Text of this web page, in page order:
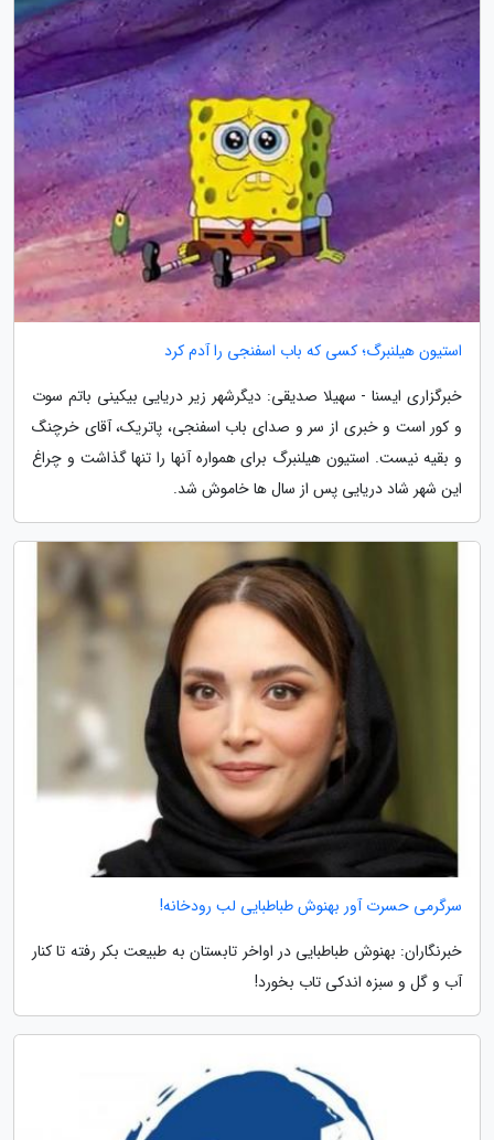
استیون هیلنبرگ؛ کسی که باب اسفنجی را آدم کرد
خبرگزاری ایسنا - سهیلا صدیقی: دیگرشهر زیر دریایی بیکینی باتم سوت
و کور است و خبری از سر و صدای باب اسفنجی، پاتریک، آقای خرچنگ
و بقیه نیست. استیون هیلنبرگ برای همواره آنها را تنها گذاشت و چراغ
این شهر شاد دریایی پس از سال ها خاموش شد.
سرگرمی حسرت آور بهنوش طباطبایی لب رودخانه!
خبرنگاران: بهنوش طباطبایی در اواخر تابستان به طبیعت بکر رفته تا کنار
آب و گل و سبزه اندکی تاب بخورد!